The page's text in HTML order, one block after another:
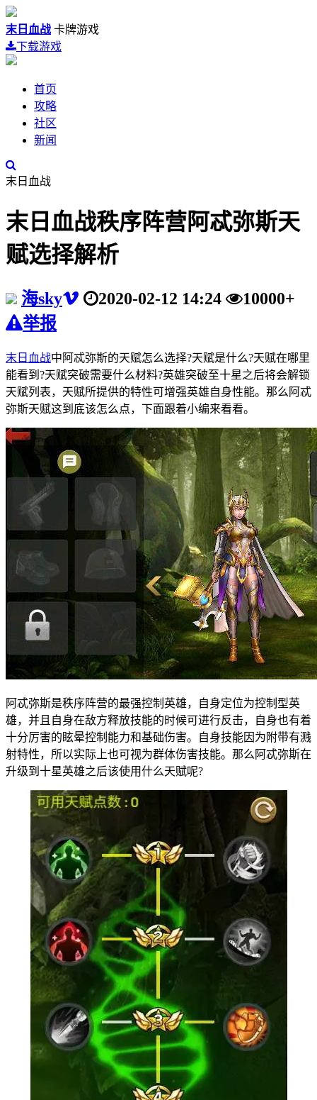
末日血战 卡牌游戏
下载游戏
首页
攻略
社区
新闻
末日血战
末日血战秩序阵营阿忒弥斯天
赋选择解析
海sky 2020-02-12 14:24
10000+
举报
末日血战中阿忒弥斯的天赋怎么选择?天赋是什么?天赋在哪里
能看到?天赋突破需要什么材料?英雄突破至十星之后将会解锁
天赋列表，天赋所提供的特性可增强英雄自身性能。那么阿忒
弥斯天赋这到底该怎么点，下面跟着小编来看看。
阿忒弥斯是秩序阵营的最强控制英雄，自身定位为控制型英
雄，并且自身在敌方释放技能的时候可进行反击，自身也有着
十分厉害的眩晕控制能力和基础伤害。自身技能因为附带有溅
射特性，所以实际上也可视为群体伤害技能。那么阿忒弥斯在
升级到十星英雄之后该使用什么天赋呢?